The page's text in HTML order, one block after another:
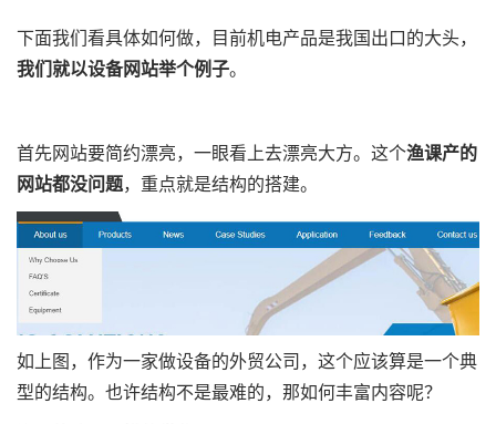
下面我们看具体如何做，目前机电产品是我国出口的大头，
我们就以设备网站举个例子。
首先网站要简约漂亮，一眼看上去漂亮大方。这个渔课产的
网站都没问题，重点就是结构的搭建。
如上图，作为一家做设备的外贸公司，这个应该算是一个典
型的结构。也许结构不是最难的，那如何丰富内容呢？